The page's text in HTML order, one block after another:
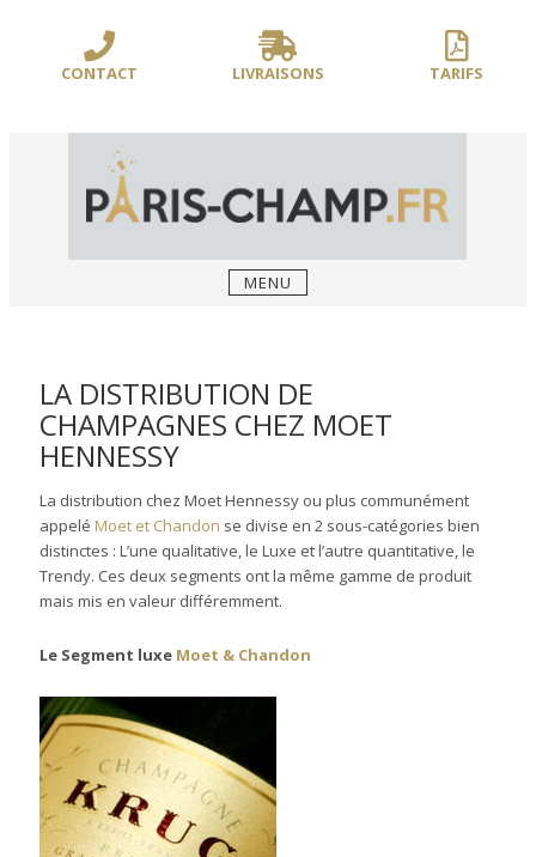
contenuCONTACT LIVRAISONS TARIFS
BOUSSOLE **/
MENU
LA DISTRIBUTION DE
CHAMPAGNES CHEZ MOET
HENNESSY
La distribution chez Moet Hennessy ou plus communément
appelé Moet et Chandon se divise en 2 sous-catégories bien
distinctes : L’une qualitative, le Luxe et l’autre quantitative, le
Trendy. Ces deux segments ont la même gamme de produit
mais mis en valeur différemment.
Le Segment luxe Moet & Chandon